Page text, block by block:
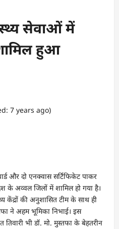
सेवाओं में
हुआ
7 years ago)
और दो एनक्वास सर्टिफिकेट पाकर
के अव्वल जिलों में शामिल हो गया है।
केंद्रों की अनुशासित टीम के साथ ही
ने अहम भूमिका निभाई। इस
तिवारी भी डॉ. मो. मुस्तफा के बेहतरीन